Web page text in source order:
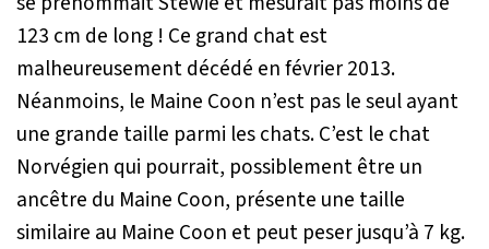
123 cm de long ! Ce grand chat est
malheureusement décédé en février 2013.
Néanmoins, le Maine Coon n’est pas le seul ayant
une grande taille parmi les chats. C’est le chat
Norvégien qui pourrait, possiblement être un
ancêtre du Maine Coon, présente une taille
similaire au Maine Coon et peut peser jusqu’à 7 kg.